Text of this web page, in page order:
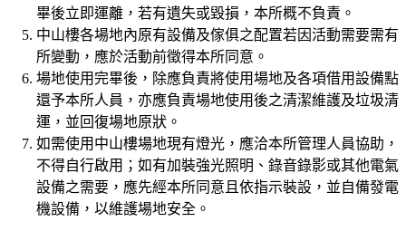
畢後立即運離，若有遺失或毀損，本所概不負責。
中山樓各場地內原有設備及傢俱之配置若因活動需要需有
所變動，應於活動前徵得本所同意。
場地使用完畢後，除應負責將使用場地及各項借用設備點
還予本所人員，亦應負責場地使用後之清潔維護及垃圾清
運，並回復場地原狀。
如需使用中山樓場地現有燈光，應洽本所管理人員協助，
不得自行啟用；如有加裝強光照明、錄音錄影或其他電氣
設備之需要，應先經本所同意且依指示裝設，並自備發電
機設備，以維護場地安全。